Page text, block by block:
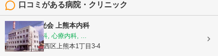
口コミがある病院・クリニック
医療法人陽光会 上熊本内科
内科, 神経内科, 心療内科, ...
熊本県熊本市西区上熊本1丁目3-4